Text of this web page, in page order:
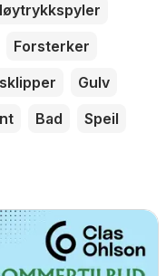
Forsterker
Gulv
Bad Speil